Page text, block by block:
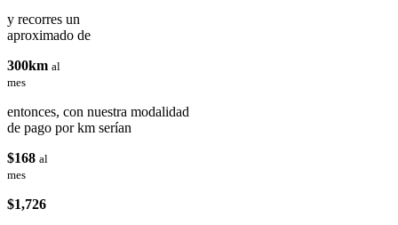
y recorres un
aproximado de
300km al
mes
entonces, con nuestra modalidad
de pago por km serían
$168 al
mes
$1,726